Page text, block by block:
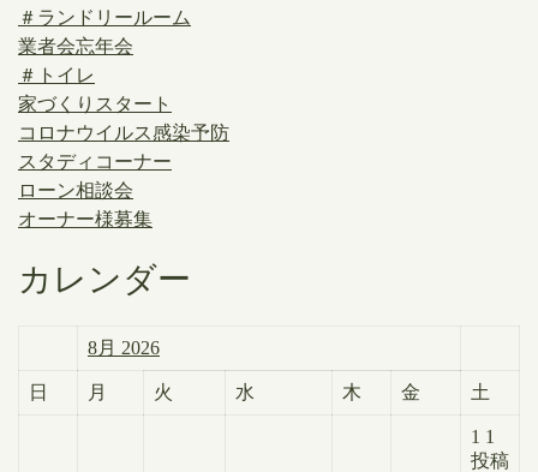
＃ランドリールーム
業者会忘年会
＃トイレ
家づくりスタート
コロナウイルス感染予防
スタディコーナー
ローン相談会
オーナー様募集
カレンダー
8月 2026
日 月 火 水 木 金 土
1 1
投稿